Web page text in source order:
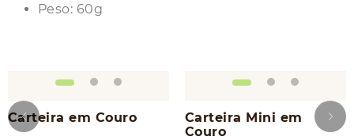
Peso: 60g
Carteira em Couro
Carteira Mini em
Couro